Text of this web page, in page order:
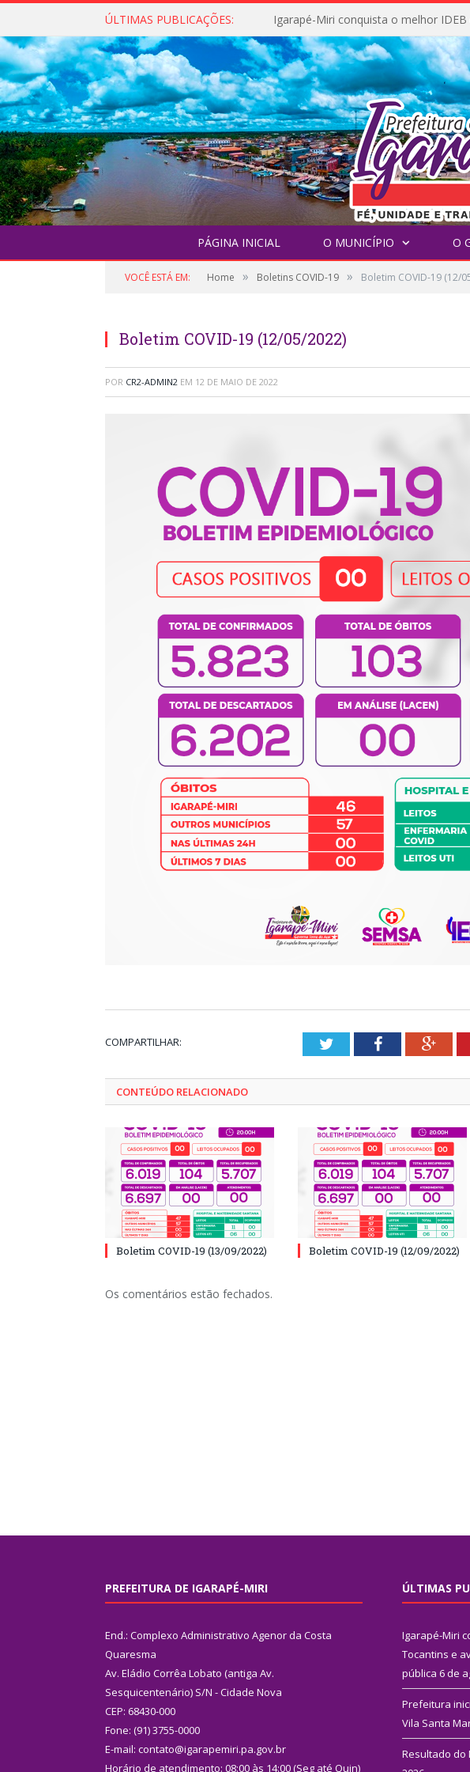
ÚLTIMAS PUBLICAÇÕES:
PÁGINA INICIAL O MUNICÍPIO O
VOCÊ ESTÁ EM: Home » Boletins COVID-19 » Boletim COVID-19 (12/
Boletim COVID-19 (12/05/2022)
POR CR2-ADMIN2 EM 12 DE MAIO DE 2022
COMPARTILHAR: TwitterFacebook
CONTEÚDO RELACIONADO
Boletim COVID-19 (13/09/2022) Boletim COVID-19 (12/09/2022)
Os comentários estão fechados.
PREFEITURA DE IGARAPÉ-MIRI
End.: Complexo Administrativo Agenor da Costa
Quaresma
Av. Eládio Corrêa Lobato (antiga Av.
Sesquicentenário) S/N - Cidade Nova
CEP: 68430-000
Fone: (91) 3755-0000
E-mail: contato@igarapemiri.pa.gov.br
Horário de atendimento: 08:00 às 14:00 (Seg até Quin)
ÚLTIMAS
Igarapé-Miri
Tocantins e
pública 6 de
Prefeitura
Vila Santa
Resultado do